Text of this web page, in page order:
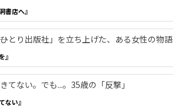
書店へ』
ひとり出版社」を立ち上げた、ある女性の物語
』
てない。でも...。35歳の「反撃」
ない』